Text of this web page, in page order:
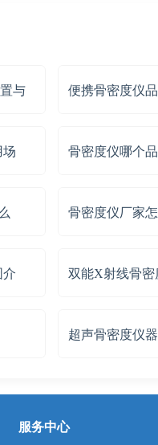
与 便携骨密度仪
骨密度仪哪个
骨密度仪厂家
双能X射线骨
超声骨密度仪
服务中心